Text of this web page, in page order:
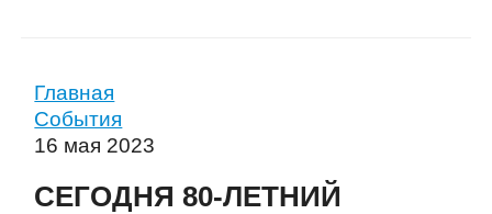
Главная
События
16 мая 2023
СЕГОДНЯ 80-ЛЕТНИЙ